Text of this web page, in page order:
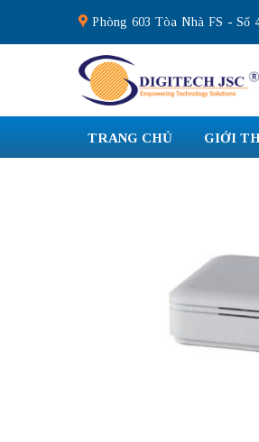
content
Phòng 603 Tòa Nhà FS - Số
TRANG CHỦ GIỚI